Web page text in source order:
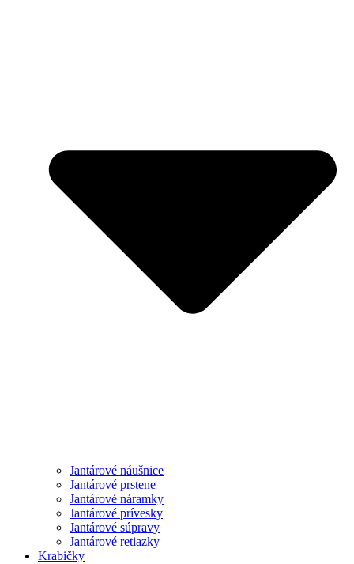
Jantárové náušnice
Jantárové prstene
Jantárové náramky
Jantárové prívesky
Jantárové súpravy
Jantárové retiazky
Krabičky